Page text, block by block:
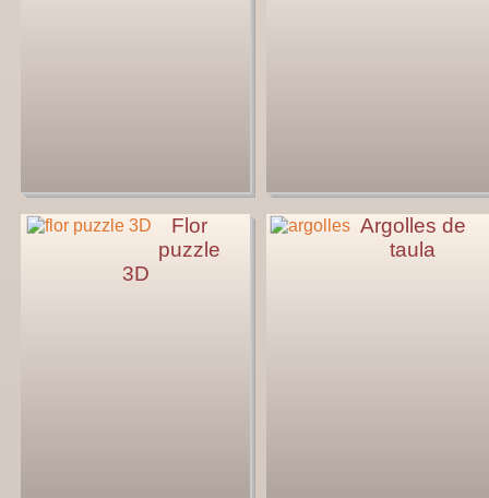
Flor
puzzle
3D
Argolles de
taula